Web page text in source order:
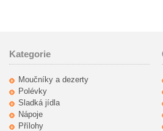
Kategorie
Moučníky a dezerty
Polévky
Sladká jídla
Nápoje
Přílohy